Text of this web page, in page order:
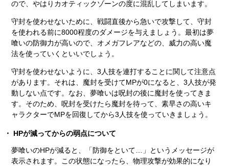
ので、やはりカオティックゾーンの度に混乱してしまいます。
守封を使わせないために、戦闘直後から急いで攻撃して、守封
を使われる前に8000程度のダメージを与えましょう。最初は夢
喰いの防御力が高いので、オメガフレアなどの、威力の高い魔
法を使っていくといいでしょう。
守封を使わせないように、3人技を連打することに関して注意点
があります。それは、魔封を受けてMPが0になると、3人技が発
動しない点です。なお、夢喰いは呪封の後に魔封を使ってきま
す。そのため、呪封を受けたら魔封を待って、素早さの高いキ
ャラクターでMPを回復してから3人技を使っていきましょう。
HPが減ってからの弱点について
夢喰いのHPが減ると、「防御をといて…」というメッセージが
表示されます。この状態になったら、物理攻撃が効果的になり